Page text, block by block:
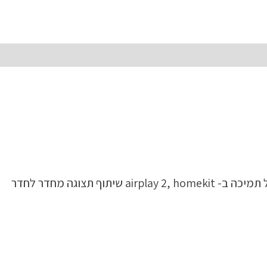
מערכת הפעלה: webOS 22 דשבורד חכם (לוח מחוונים) אפליקציות מקומיות ובינלאומיות שיתוף תכנים מהטלפון הנייד כולל תמיכה ב- airplay 2, homekit שיתוף תצוגה מחדר לחדר